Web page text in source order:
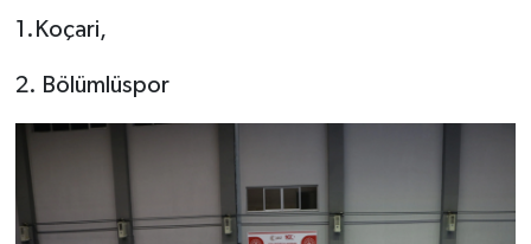
1.Koçari,
2. Bölümlüspor